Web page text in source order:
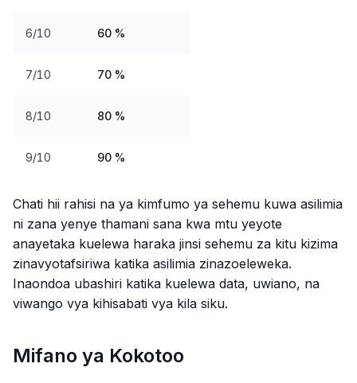
6/10 60 %
7/10 70 %
8/10 80 %
9/10 90 %
Chati hii rahisi na ya kimfumo ya sehemu kuwa asilimia
ni zana yenye thamani sana kwa mtu yeyote
anayetaka kuelewa haraka jinsi sehemu za kitu kizima
zinavyotafsiriwa katika asilimia zinazoeleweka.
Inaondoa ubashiri katika kuelewa data, uwiano, na
viwango vya kihisabati vya kila siku.
Mifano ya Kokotoo